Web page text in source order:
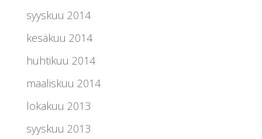
syyskuu 2014
kesäkuu 2014
huhtikuu 2014
maaliskuu 2014
lokakuu 2013
syyskuu 2013